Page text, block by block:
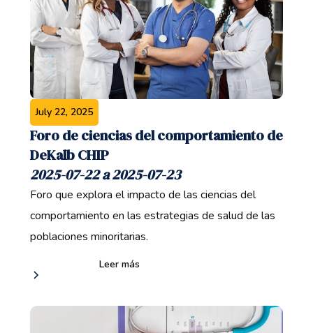
July 22, 2025
Foro de ciencias del comportamiento de
DeKalb CHIP
2025-07-22 a 2025-07-23
Foro que explora el impacto de las ciencias del
comportamiento en las estrategias de salud de las
poblaciones minoritarias.
Leer más